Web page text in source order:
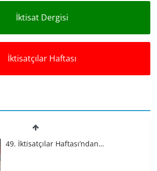
İktisat Dergisi
İktisatçılar Haftası
49. İktisatçılar Haftası’ndan…